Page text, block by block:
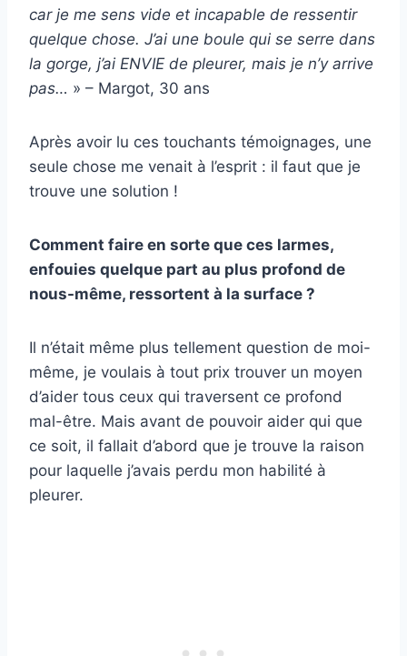
car je me sens vide et incapable de ressentir
quelque chose. J’ai une boule qui se serre dans
la gorge, j’ai ENVIE de pleurer, mais je n’y arrive
pas… » – Margot, 30 ans
Après avoir lu ces touchants témoignages, une
seule chose me venait à l’esprit : il faut que je
trouve une solution !
Comment faire en sorte que ces larmes,
enfouies quelque part au plus profond de
nous-même, ressortent à la surface ?
Il n’était même plus tellement question de moi-
même, je voulais à tout prix trouver un moyen
d’aider tous ceux qui traversent ce profond
mal-être. Mais avant de pouvoir aider qui que
ce soit, il fallait d’abord que je trouve la raison
pour laquelle j’avais perdu mon habilité à
pleurer.